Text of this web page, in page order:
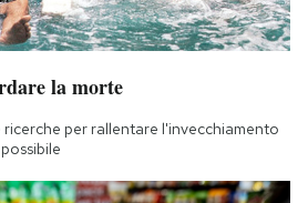
la morte
per rallentare l'invecchiamento